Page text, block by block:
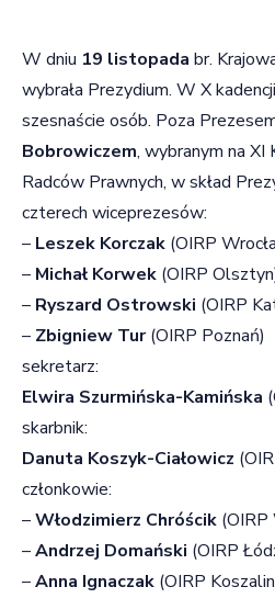
W dniu 19 listopada br.
wybrała Prezydium. W X
szesnaście osób. Poza
Bobrowiczem, wybranym na XI
Radców Prawnych, w skład
czterech wiceprezesów:
– Leszek Korczak (OIRP
– Michał Korwek (OIRP
– Ryszard Ostrowski (OIRP
– Zbigniew Tur(OIRP Poznań)
sekretarz:
Elwira Szurmińska-Kamińska
skarbnik:
Danuta Koszyk-Ciałowicz
członkowie:
–Włodzimierz Chróścik (OIRP
–Andrzej Domański (OIRP
–Anna Ignaczak (OIRP